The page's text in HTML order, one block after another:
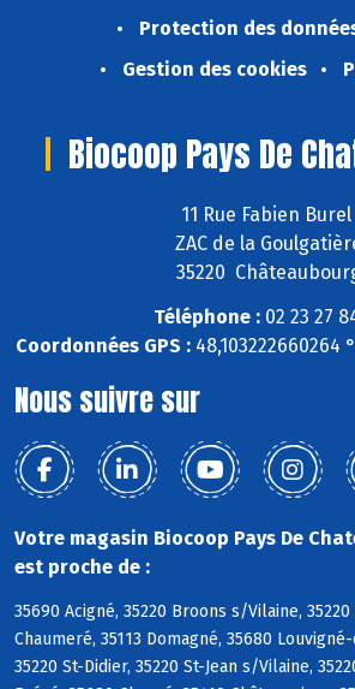
Protection des
Gestion des cookies
Biocoop Pays De
11 Rue Fabien Burel
ZAC de la
35220
Téléphone :02 23 27
Coordonnées GPS :48,103222660264
Nous suivre sur
Votre magasin Biocoop Pays De
est proche de :
35690 Acigné, 35220 Broons s/Vilaine, 35220
Chaumeré, 35113 Domagné, 35680
35220 St-Didier, 35220 St-Jean s/Vilaine,